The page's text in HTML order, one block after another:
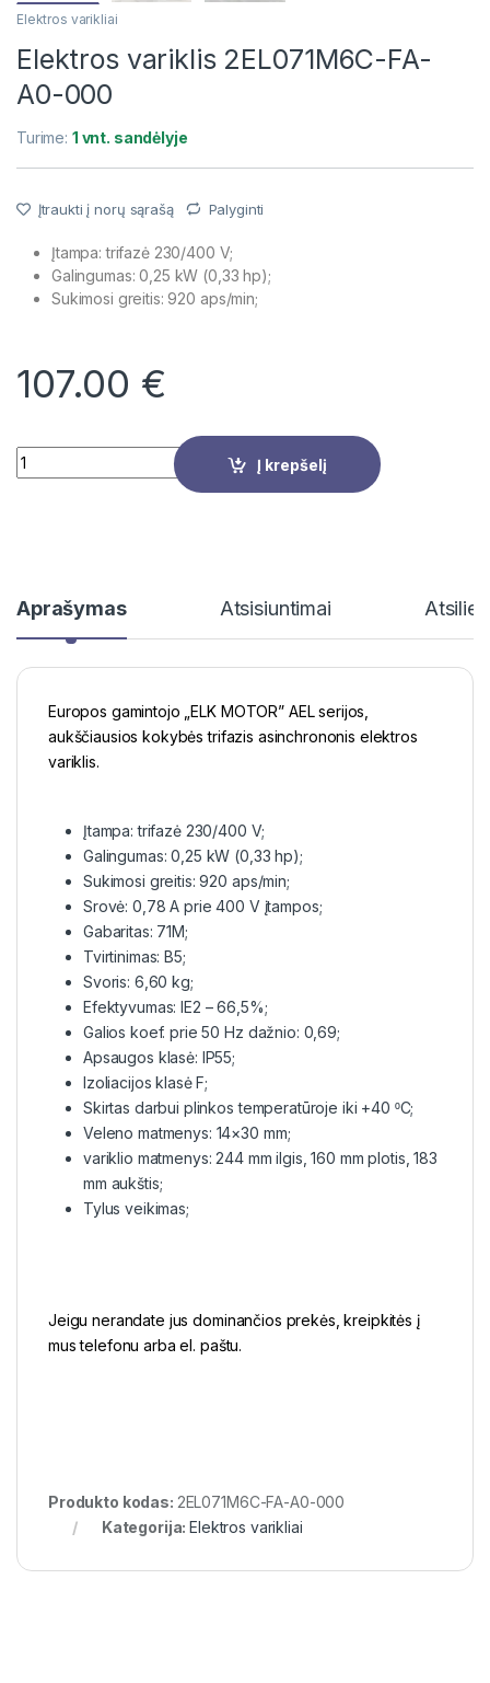
Elektros varikliai
Elektros variklis 2EL071M6C-FA-
A0-000
Turime: 1 vnt. sandėlyje
Įtraukti į norų sąrašą Palyginti
Įtampa: trifazė 230/400 V;
Galingumas: 0,25 kW (0,33 hp);
Sukimosi greitis: 920 aps/min;
107.00 €
Quantity
Į krepšelį
Aprašymas Atsisiuntimai
Europos gamintojo „ELK MOTOR” AEL serijos,
aukščiausios kokybės trifazis asinchrononis elektros
variklis.
Įtampa: trifazė 230/400 V;
Galingumas: 0,25 kW (0,33 hp);
Sukimosi greitis: 920 aps/min;
Srovė: 0,78 A prie 400 V įtampos;
Gabaritas: 71M;
Tvirtinimas: B5;
Svoris: 6,60 kg;
Efektyvumas: IE2 – 66,5%;
Galios koef. prie 50 Hz dažnio: 0,69;
Apsaugos klasė: IP55;
Izoliacijos klasė F;
Skirtas darbui plinkos temperatūroje iki +40 ⁰C;
Veleno matmenys: 14×30 mm;
variklio matmenys: 244 mm ilgis, 160 mm plotis, 183
mm aukštis;
Tylus veikimas;
Jeigu nerandate jus dominančios prekės, kreipkitės į
mus telefonu arba el. paštu.
Produkto kodas: 2EL071M6C-FA-A0-000
Kategorija:Elektros varikliai